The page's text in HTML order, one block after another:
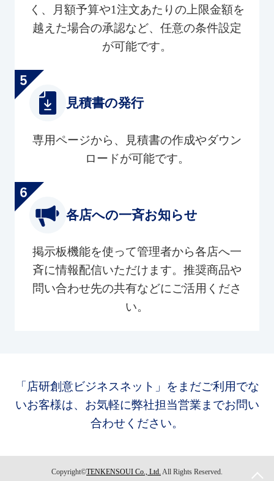
く、月額予算や1注文あたりの上限金額を
越えた場合の承認など、任意の条件設定
が可能です。
見積書の発行
専用ページから、見積書の作成やダウン
ロードが可能です。
各店への一斉お知らせ
掲示板機能を使って管理者から各店へ一
斉に情報配信いただけます。推奨商品や
問い合わせ先の共有などにご活用くださ
い。
「店研創意ビジネスネット」をまだご利用でな
いお客様は、お気軽に弊社担当営業までお問い
合わせください。
Copyright©TENKENSOUI Co., Ltd. All Rights Reserved.